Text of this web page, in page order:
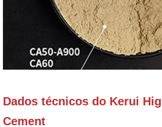
Dados técnicos do Kerui
Cement